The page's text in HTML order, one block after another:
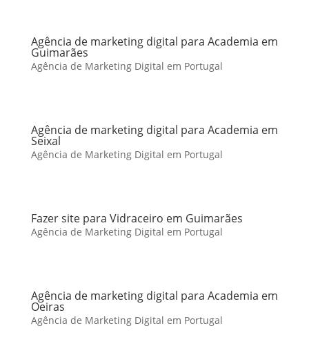
Agência de marketing digital para Academia em
Guimarães
Agência de Marketing Digital em Portugal
Agência de marketing digital para Academia em
Seixal
Agência de Marketing Digital em Portugal
Fazer site para Vidraceiro em Guimarães
Agência de Marketing Digital em Portugal
Agência de marketing digital para Academia em
Oeiras
Agência de Marketing Digital em Portugal